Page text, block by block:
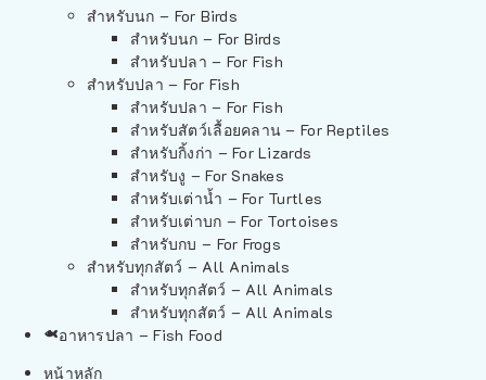
สำหรับนก – For Birds
สำหรับนก – For Birds
สำหรับปลา – For Fish
สำหรับปลา – For Fish
สำหรับปลา – For Fish
สำหรับสัตว์เลื้อยคลาน – For Reptiles
สำหรับกิ้งก่า – For Lizards
สำหรับงู – For Snakes
สำหรับเต่าน้ำ – For Turtles
สำหรับเต่าบก – For Tortoises
สำหรับกบ – For Frogs
สำหรับทุกสัตว์ – All Animals
สำหรับทุกสัตว์ – All Animals
สำหรับทุกสัตว์ – All Animals
อาหารปลา – Fish Food
หน้าหลัก